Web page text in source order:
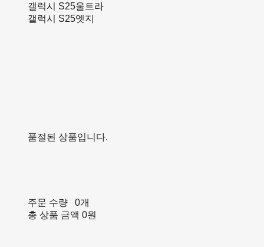
갤럭시 S25울트라
갤럭시 S25엣지
품절된 상품입니다.
주문 수량
0개
총 상품 금액 0원